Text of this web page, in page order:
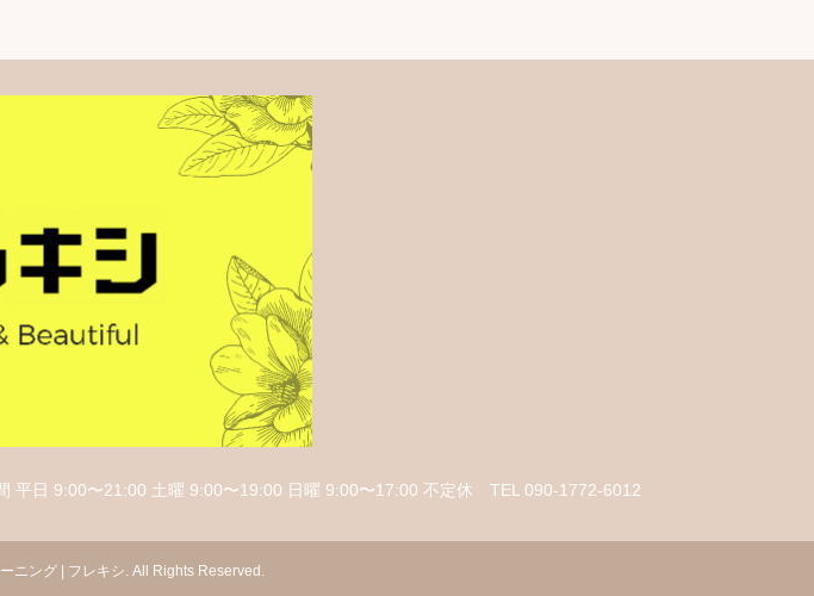
平日 9:00〜21:00 土曜 9:00〜19:00 日曜 9:00〜17:00 不定休 TEL 090-1772-6012
ニング | フレキシ. All Rights Reserved.